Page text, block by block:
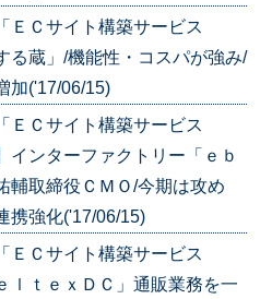
ＥＣサイト構築サービス
る蔵」/機能性・コスパが強み/
加('17/06/15)
ＥＣサイト構築サービス
インターファクトリー「ｅｂ
輔取締役ＣＭＯ/今期は攻め
携強化('17/06/15)
ＥＣサイト構築サービス
ｌｔｅｘＤＣ」通販業務を一